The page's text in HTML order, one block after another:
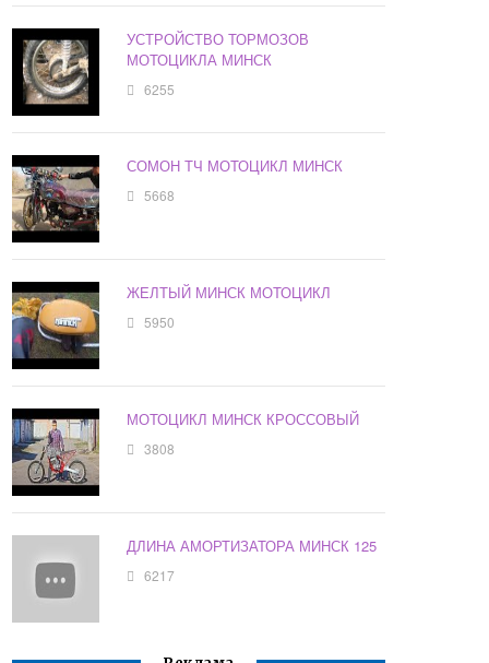
УСТРОЙСТВО ТОРМОЗОВ
МОТОЦИКЛА МИНСК
6255
СОМОН ТЧ МОТОЦИКЛ МИНСК
5668
ЖЕЛТЫЙ МИНСК МОТОЦИКЛ
5950
МОТОЦИКЛ МИНСК КРОССОВЫЙ
3808
ДЛИНА АМОРТИЗАТОРА МИНСК 125
6217